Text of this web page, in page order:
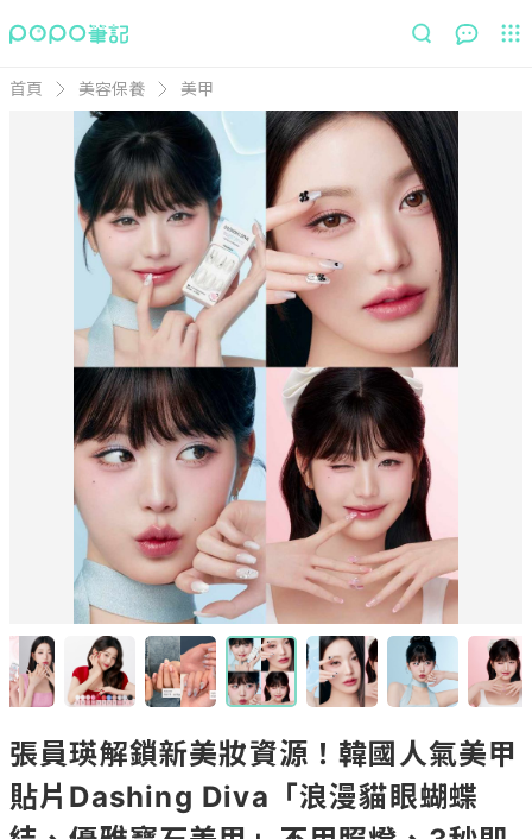
首頁 美容保養 美甲
張員瑛解鎖新美妝資源！韓國人氣美甲
貼片Dashing Diva「浪漫貓眼蝴蝶